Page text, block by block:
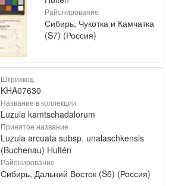
Районирование
Сибирь, Чукотка и Камчатка
(S7) (Россия)
Штрихкод
KHA07630
Название в коллекции
Luzula kamtschadalorum
Принятое название
Luzula arcuata subsp. unalaschkensis
(Buchenau) Hultén
Районирование
Сибирь, Дальний Восток (S6) (Россия)